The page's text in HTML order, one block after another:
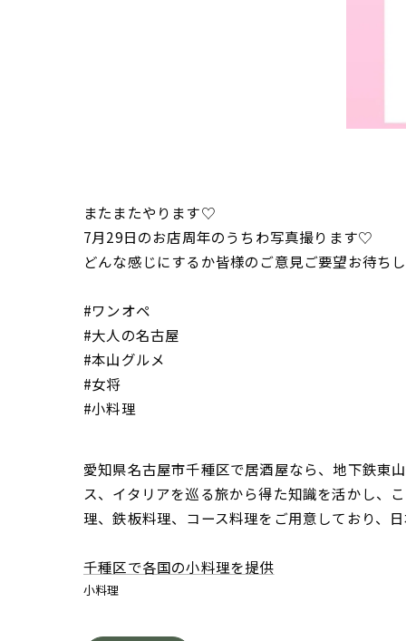
またまたやります♡
7月29日のお店周年のうちわ写真撮ります♡
どんな感じにするか皆様のご意見ご要望お待ち
#ワンオペ
#大人の名古屋
#本山グルメ
#女将
#小料理
愛知県名古屋市千種区で居酒屋なら、地下鉄東
ス、イタリアを巡る旅から得た知識を活かし、
理、鉄板料理、コース料理をご用意しており、
千種区で各国の小料理を提供
小料理